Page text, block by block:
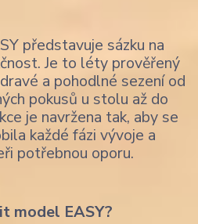
představuje sázku na
Je to léty prověřený
a pohodlné sezení od
pokusů u stolu až do
je navržena tak, aby se
každé fázi vývoje a
potřebnou oporu.
model EASY?